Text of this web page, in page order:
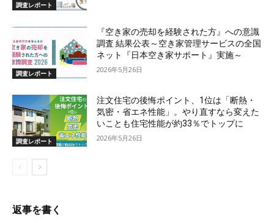
調査レポート
調査レポート
『空き家の売却を経験された方』への意識
調査 結果公表～空き家管理サービスの全国
ネット『日本空き家サポート』実施～
2026年5月26日
調査レポート
注文住宅の後悔ポイント、1位は「断熱・
気密・省エネ性能」。やり直すなら変えた
いことも住宅性能が約33％でトップに
2026年5月26日
返事を書く